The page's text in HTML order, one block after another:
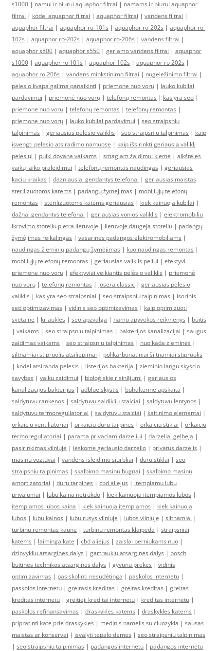
s1000 | namui ir biurui aquaphor filtrai | namams ir biurui aquaphor
filtrai | kodel aquaphor filtrai | aquaphor filtrai | vandens filtrai |
aquaphor filtrai | aquaphor ro-101s | aquaphor ro-202s | aquaphor ro-
102s | aquaphor ro-202s | aquaphor ro-206s | vandens filtrai |
aquaphor s800 | aquaphor s550 | geriamo vandens filtrai | aquaphor
s1000 | aquaphor ro 101s | aquaphor 102s | aquaphor ro 202s |
aquaphor ro 206s | vandens minkstinimo filtrai | nugeležinimo filtrai |
pelesio kvapa galima panaikinti | priemone nuo voru | lauko kubilai
pardavimui | priemonė nuo vorų | telefonų remontas | kas yra seo |
priemone nuo voru | telefonų remontas | telefonų remontas |
priemonė nuo vorų | lauko kubilai pardavimui | seo straipsniu
talpinimas | geriausias pelėsio valiklis | seo straipsniu talpinimas | kaip
isvengti pelesio atsiradimo namuose | kaip išsirinkti geriausią valiklį
pelėsiui | puiki dovana vaikams | smagiam žaidimui kieme | aikštelės
vaikų laiko praleidimui | telefonų remontas naudingas | geriausias
kaciu kraikas | dazniausiai gendantys telefonai | geriausias maistas
sterilizuotoms katėms | padangų žymėjimas | mobiliųjų telefonų
remontas | sterilizuotoms katėms geriausias | kiek kainuoja kubilai |
dažnai gendantys telefonai | geriausias vonios valiklis | elektromobiliu
ikrovimo stoteliu pletra lietuvoje | lietuvoje daugeja stoteliu | padangų
žymėjimas reikalingas | vasarinės padangos elektromobiliams |
naudingas žieminių padangų žymėjimas | kuo naudingas remontas |
mobiliųjų telefonų remontas | geriausias valiklis peliui | efektyvi
priemone nuo voru | efektyviai veikiantis pelėsio valiklis | priemonė
nuo vorų | telefonų remontas | josera classic | geriausias pelesio
valiklis | kas yra seo straipsniai | seo straipsniu talpinimas | isorinis
seo optimizavimas | vidinis seo optimizavimas | kaip optimizuoti
svetaine | kriaukles | seo apzvalga | namu apyvokos reikmenys | buitis
| vaikams | seo straipsniu talpinimas | bakterijos kanalizacijai | saugus
zaidimas vaikams | seo straipsniu talpinimas | nuo kada ziemines |
siltnamiai stipruolis atsiliepimai | polikarbonatiniai šiltnamiai stipruolis
| kodel atsiranda pelesis | listerijos bakterija | zieminio langu skyscio
savybes | vaiku zaidimui | bioloģiskie risinājumi | geriausios
kanalizacijos bakterijos | adblue skystis | buhalterine apskaita |
saldytuvu rankenos | saldytuvu saldikliu stalciai | saldytuvu lentynos |
saldytuvu termoreguliatoriai | saldytuvu stalciai | kaitinimo elementai |
orkaiciu ventiliatoriai | orkaiciu duru tarpines | orkaiciu stiklai | orkaiciu
termoreguliatoriai | parama privaciam darzeliui | darzeliai gelbeja |
pasirinkimas vilniuje | ieskome geriausio darzelio | privatus darzelis |
masinu voztuvai | vandens isleidimo siurbliai | duru stiklai | seo
straipsniu talpinimas | skalbimo masinu bugnai | skalbimo masinu
amortizatoriai | duru tarpines | cbd aliejus | itempiamu lubu
privalumai | lubu kaina netrukdo | kiek kainuoja itempiamos lubos |
itempiamos lubos kaina | kiek kainuoja itempiamos | kiek kainuoja
lubos | lubu kainos | lubu rusys vilniuje | lubos vilniuje | siltnamiai |
turbinu remontas kaune | turbinu remontas klaipeda | straipsniai
katems | laiminga kate | cbd aliejus | zaislai berniukams nuo |
dziovykliu atsargines dalys | gartraukiu atsargines dalys | bosch
buitines technikos atsargines dalys | gyvunu prekes | vidinis
optimizavimas | pasiskolinti nesudėtinga | paskolos internetu |
paskolos internetu | greitasis kreditas | greitas kreditas | greitas
kreditas internetu | greitieji kreditai internetu | kreditas internetu |
paskolos refinansavimas | draskykles katems | draskykles katems |
pripratinti kate prie draskykles | medinis namelis su ciuozykla | sausas
maistas ar konservai | isvalyti tepalo demes | seo straipsniu talpinimas
| seo straipsniu talpinimas | padangos internetu | padangos internetu